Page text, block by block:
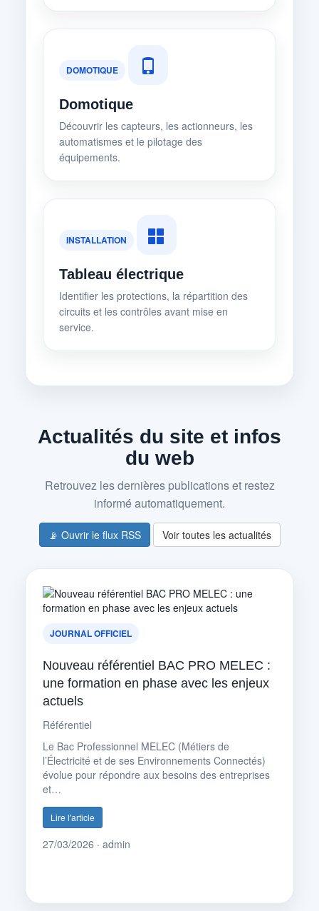
DOMOTIQUE
Domotique
Découvrir les capteurs, les actionneurs, les
automatismes et le pilotage des
équipements.
INSTALLATION
Tableau électrique
Identifier les protections, la répartition des
circuits et les contrôles avant mise en
service.
Actualités du site et infos
du web
Retrouvez les dernières publications et restez
informé automatiquement.
📡 Ouvrir le flux RSS Voir toutes les actualités
JOURNAL OFFICIEL
Nouveau référentiel BAC PRO MELEC :
une formation en phase avec les enjeux
actuels
Référentiel
Le Bac Professionnel MELEC (Métiers de
l’Électricité et de ses Environnements Connectés)
évolue pour répondre aux besoins des entreprises
et…
Lire l'article
27/03/2026 · admin